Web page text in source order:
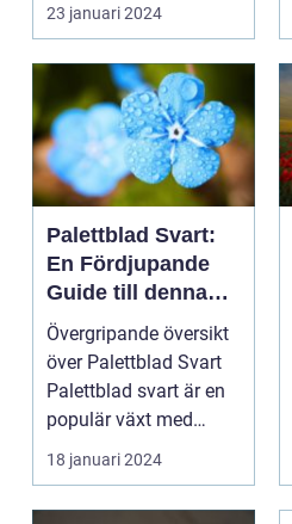
23 januari 2024
Palettblad Svart:
En Fördjupande
Guide till denna
Mörka Skönhet
Övergripande översikt
över Palettblad Svart
Palettblad svart är en
populär växt med
mörka, djupt fär...
18 januari 2024